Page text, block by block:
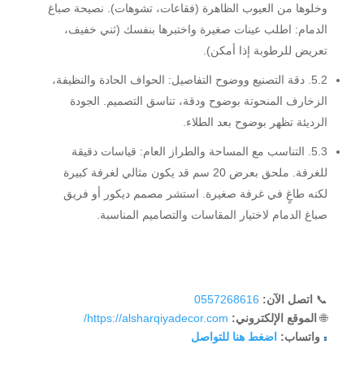
وخلوها من العيوب الظاهرة (فقاعات، تشوهات). نصيحة صباغ
الدمام: اطلب عينات صغيرة واختبرها بنفسك (ثني خفيف،
تعريض للرطوبة إذا أمكن).
5.2. دقة التصنيع ووضوح التفاصيل:
الحواف الحادة والنظيفة،
الزخارف المنحوتة بوضوح ودقة، تناسق التصميم. الجودة
الرديئة تظهر بوضوح بعد الطلاء.
5.3. التناسب مع المساحة والطراز العام:
قياسات دقيقة
للغرفة. ملحق بعرض 20 سم قد يكون مثالي لغرفة كبيرة
لكنه طاغٍ في غرفة صغيرة. استشر مصمم ديكور أو فريق
صباغ الدمام لاختيار المقاسات والتصاميم المناسبة.
📞 اتصل الآن: 0557268616
🌐 الموقع الإلكتروني: https://alsharqiyadecor.com/
واتساب: اضغط هنا للتواصل